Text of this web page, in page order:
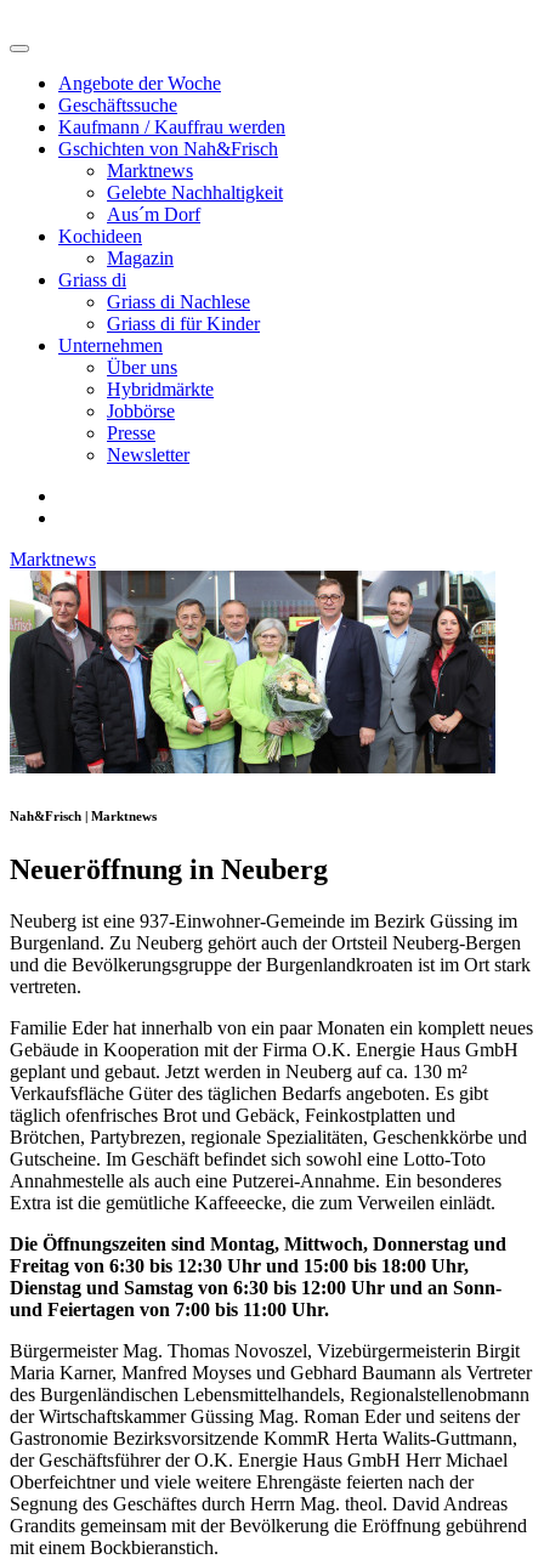
Angebote der Woche
Geschäftssuche
Kaufmann / Kauffrau werden
Gschichten von Nah&Frisch
Marktnews
Gelebte Nachhaltigkeit
Aus´m Dorf
Kochideen
Magazin
Griass di
Griass di Nachlese
Griass di für Kinder
Unternehmen
Über uns
Hybridmärkte
Jobbörse
Presse
Newsletter
Marktnews
Nah&Frisch | Marktnews
Neueröffnung in Neuberg
Neuberg ist eine 937-Einwohner-Gemeinde im Bezirk Güssing im
Burgenland. Zu Neuberg gehört auch der Ortsteil Neuberg-Bergen
und die Bevölkerungsgruppe der Burgenlandkroaten ist im Ort stark
vertreten.
Familie Eder hat innerhalb von ein paar Monaten ein komplett neues
Gebäude in Kooperation mit der Firma O.K. Energie Haus GmbH
geplant und gebaut. Jetzt werden in Neuberg auf ca. 130 m²
Verkaufsfläche Güter des täglichen Bedarfs angeboten. Es gibt
täglich ofenfrisches Brot und Gebäck, Feinkostplatten und
Brötchen, Partybrezen, regionale Spezialitäten, Geschenkkörbe und
Gutscheine. Im Geschäft befindet sich sowohl eine Lotto-Toto
Annahmestelle als auch eine Putzerei-Annahme. Ein besonderes
Extra ist die gemütliche Kaffeeecke, die zum Verweilen einlädt.
Die Öffnungszeiten sind Montag, Mittwoch, Donnerstag und
Freitag von 6:30 bis 12:30 Uhr und 15:00 bis 18:00 Uhr,
Dienstag und Samstag von 6:30 bis 12:00 Uhr und an Sonn-
und Feiertagen von 7:00 bis 11:00 Uhr.
Bürgermeister Mag. Thomas Novoszel, Vizebürgermeisterin Birgit
Maria Karner, Manfred Moyses und Gebhard Baumann als Vertreter
des Burgenländischen Lebensmittelhandels, Regionalstellenobmann
der Wirtschaftskammer Güssing Mag. Roman Eder und seitens der
Gastronomie Bezirksvorsitzende KommR Herta Walits-Guttmann,
der Geschäftsführer der O.K. Energie Haus GmbH Herr Michael
Oberfeichtner und viele weitere Ehrengäste feierten nach der
Segnung des Geschäftes durch Herrn Mag. theol. David Andreas
Grandits gemeinsam mit der Bevölkerung die Eröffnung gebührend
mit einem Bockbieranstich.